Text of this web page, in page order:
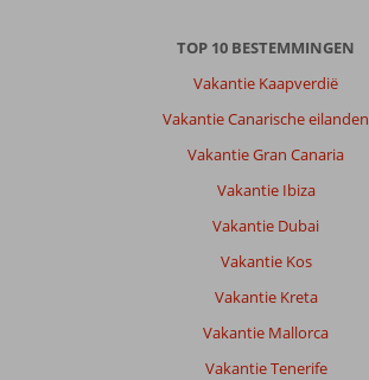
TOP 10 BESTEMMINGEN
Vakantie Kaapverdië
Vakantie Canarische eilanden
Vakantie Gran Canaria
Vakantie Ibiza
Vakantie Dubai
Vakantie Kos
Vakantie Kreta
Vakantie Mallorca
Vakantie Tenerife